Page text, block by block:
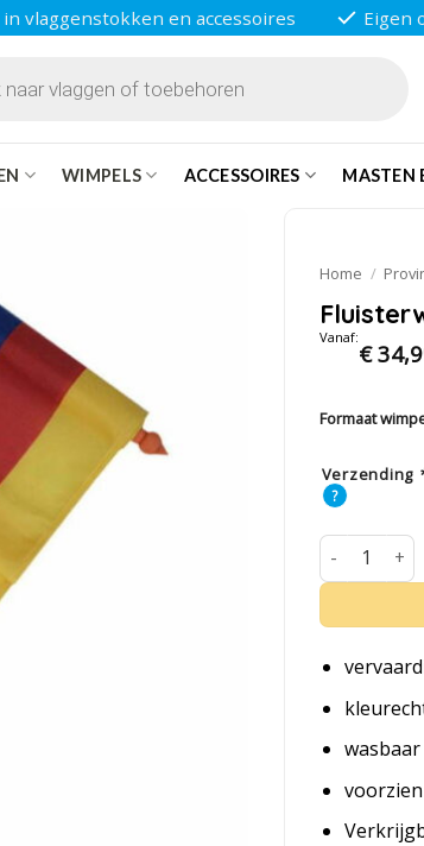
vlaggenstokken en accessoires Eigen
WIMPELS ACCESSOIRES MASTEN
Home /
Vanaf:
€
Formaat
Verzending
?